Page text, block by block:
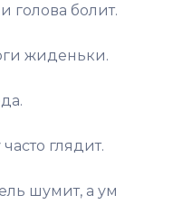
голова болит.
жиденьки.
глядит.
шумит, а ум